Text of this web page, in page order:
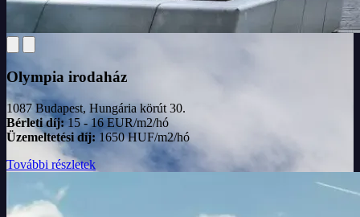
Olympia irodaház
1087 Budapest, Hungária körút 30.
Bérleti díj: 15 - 16 EUR/m2/hó
Üzemeltetési díj: 1650 HUF/m2/hó
További részletek